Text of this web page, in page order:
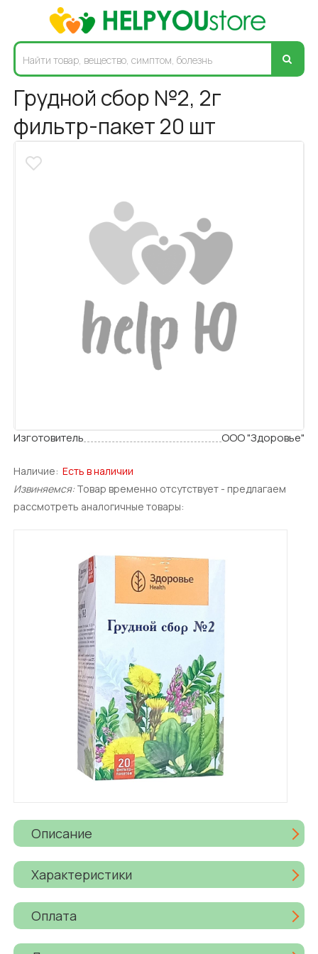
Грудной сбор №2, 2г
фильтр-пакет 20 шт
Изготовитель ООО "Здоровье"
Наличие: Есть в наличии
Извиняемся: Товар временно отсутствует - предлагаем
рассмотреть аналогичные товары:
Описание
Характеристики
Оплата